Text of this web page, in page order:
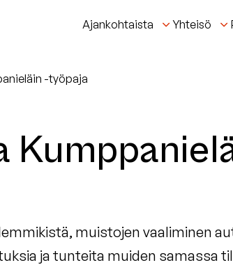
Ajankohtaista Yhteisö
-työpaja
muistojen vaaliminen
ja tunteita muiden samassa